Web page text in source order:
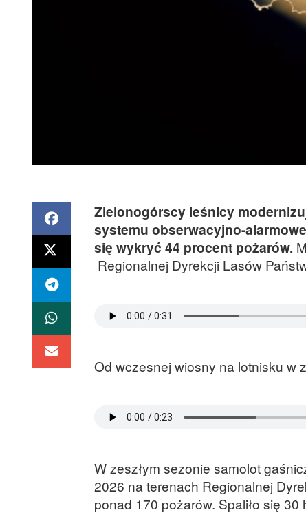
Zielonogórscy leśnicy
systemu obserwacyjno-
się wykryć 44 procent pożarów.
Regionalnej Dyrekcji Lasów
Od wczesnej wiosny na lotnisku w
W zeszłym sezonie samolot
2026 na terenach Regionalnej
ponad 170 pożarów. Spaliło się 30